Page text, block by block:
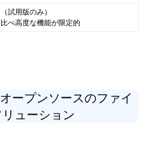
試用版のみ）
べ高度な機能が限定的
ープンソースのファイ
ューション